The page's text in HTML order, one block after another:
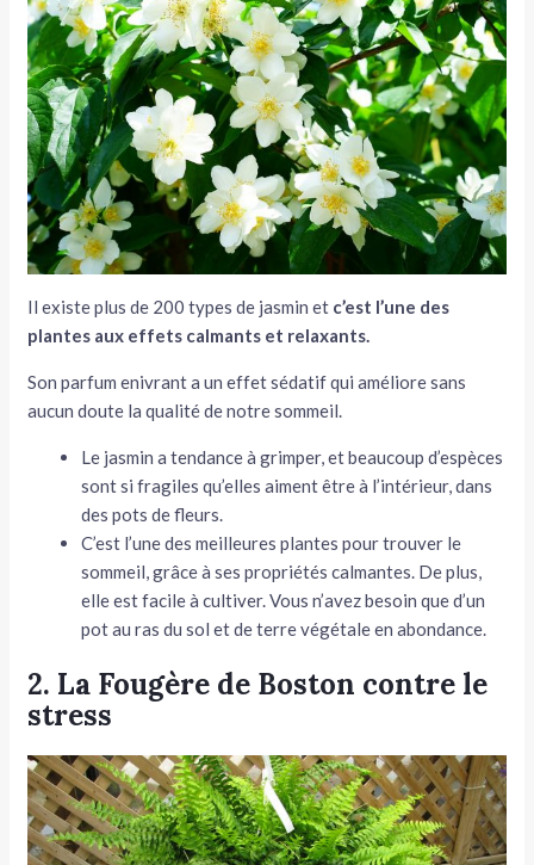
Il existe plus de 200 types de jasmin et c’est l’une des
plantes aux effets calmants et relaxants.
Son parfum enivrant a un effet sédatif qui améliore sans
aucun doute la qualité de notre sommeil.
Le jasmin a tendance à grimper, et beaucoup d’espèces
sont si fragiles qu’elles aiment être à l’intérieur, dans
des pots de fleurs.
C’est l’une des meilleures plantes pour trouver le
sommeil, grâce à ses propriétés calmantes. De plus,
elle est facile à cultiver. Vous n’avez besoin que d’un
pot au ras du sol et de terre végétale en abondance.
2. La Fougère de Boston contre le
stress